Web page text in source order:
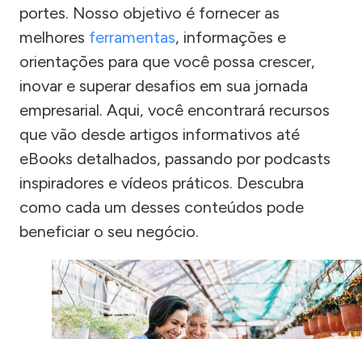
portes. Nosso objetivo é fornecer as
melhores ferramentas, informações e
orientações para que você possa crescer,
inovar e superar desafios em sua jornada
empresarial. Aqui, você encontrará recursos
que vão desde artigos informativos até
eBooks detalhados, passando por podcasts
inspiradores e vídeos práticos. Descubra
como cada um desses conteúdos pode
beneficiar o seu negócio.